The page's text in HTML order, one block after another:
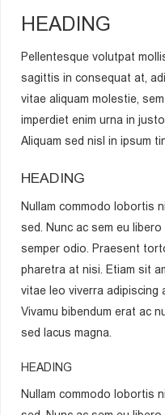
HEADING
Pellentesque volutpat
sagittis in consequat at,
vitae aliquam molestie,
imperdiet enim urna in
Aliquam sed nisl in ipsum
HEADING
Nullam commodo lobortis
sed. Nunc ac sem eu
semper odio. Praesent
pharetra at nisi. Etiam sit
vitae leo viverra adipiscing
Vivamu bibendum erat ac
sed lacus magna.
HEADING
Nullam commodo lobortis